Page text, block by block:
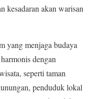
kesadaran akan warisan
yang menjaga budaya
dengan
seperti taman
penduduk lokal